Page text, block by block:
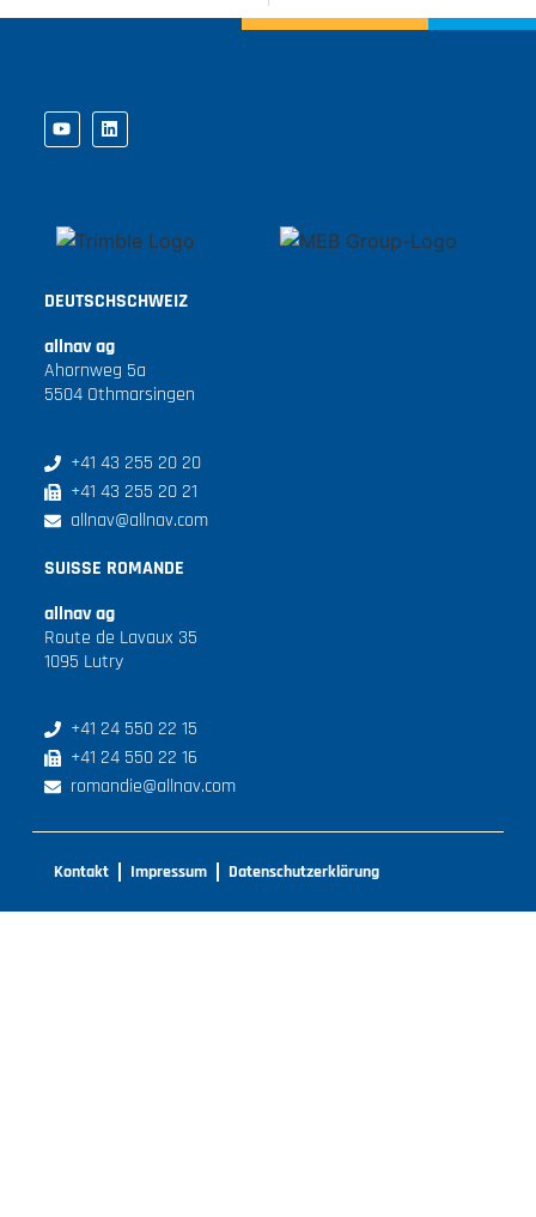
DEUTSCHSCHWEIZ
allnav ag
Ahornweg 5a
5504 Othmarsingen
+41 43 255 20 20
+41 43 255 20 21
allnav@allnav.com
SUISSE ROMANDE
allnav ag
Route de Lavaux 35
1095 Lutry
+41 24 550 22 15
+41 24 550 22 16
romandie@allnav.com
Kontakt Impressum Datenschutzerklärung